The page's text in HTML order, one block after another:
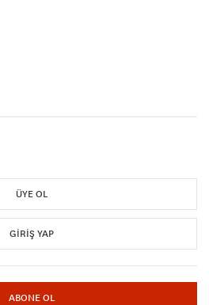
ÜYE OL
GIRIŞ YAP
ABONE OL